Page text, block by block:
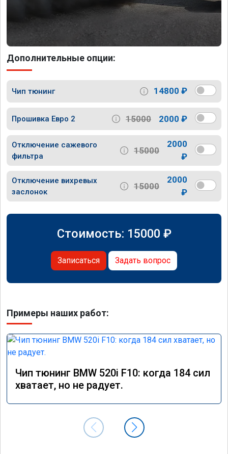
Дополнительные опции:
Чип тюнинг 14800 ₽
Прошивка Евро 2 15000 2000 ₽
Отключение сажевого
фильтра
15000
2000
₽
Отключение вихревых
заслонок
15000
2000
₽
Стоимость: 15000 ₽
Записаться Задать вопрос
Примеры наших работ:
Чип тюнинг BMW 520i F10: когда 184 сил
хватает, но не радует.